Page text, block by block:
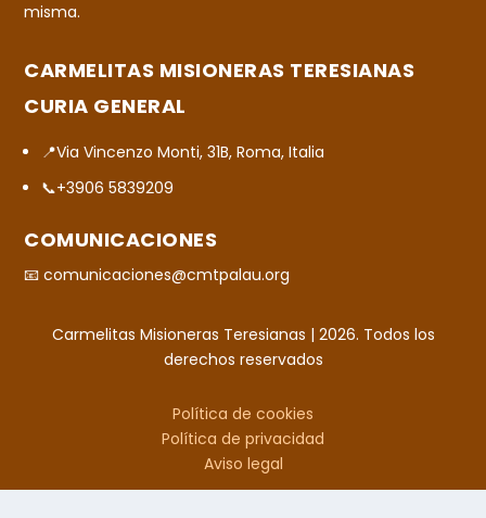
misma.
CARMELITAS MISIONERAS TERESIANAS
CURIA GENERAL
📍Via Vincenzo Monti, 31B, Roma, Italia
📞+3906 5839209
COMUNICACIONES
📧 comunicaciones@cmtpalau.org
Carmelitas Misioneras Teresianas | 2026. Todos los
derechos reservados
Política de cookies
Política de privacidad
Aviso legal